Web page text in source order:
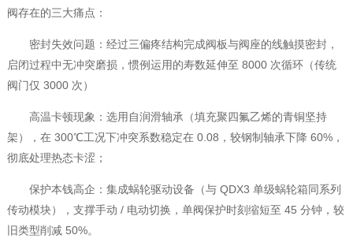
阀存在的三大痛点：
密封失效问题：经过三偏疼结构完成阀板与阀座的线触摸密封，
启闭过程中无冲突磨损，惯例运用的寿数延伸至 8000 次循环（传统
阀门仅 3000 次）
高温卡顿现象：选用自润滑轴承（填充聚四氟乙烯的青铜坚持
架），在 300℃工况下冲突系数稳定在 0.08，较钢制轴承下降 60%，
彻底处理热态卡涩；
保护本钱高企：集成蜗轮驱动设备（与 QDX3 单级蜗轮箱同系列
传动模块），支撑手动 / 电动切换，单阀保护时刻缩短至 45 分钟，较
旧类型削减 50%。